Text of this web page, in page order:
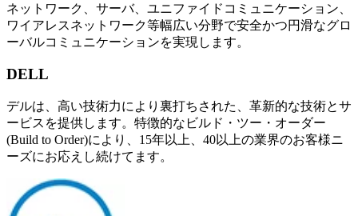
ネットワーク、サーバ、ユニファイドコミュニケーション、
ワイアレスネットワーク等幅広い分野で安全かつ円滑なグロ
ーバルコミュニケーションを実現します。
DELL
デルは、高い技術力により裏打ちされた、革新的な技術とサ
ービスを提供します。特徴的なビルド・ツー・オーダー
(Build to Order)により、15年以上、40以上の業界のお客様ニ
ーズにお応えし続けてます。